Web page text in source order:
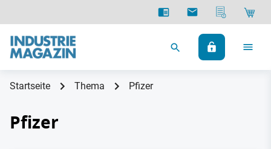
Startseite Thema Pfizer
Pfizer